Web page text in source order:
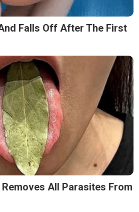
Falls Off After The First
All Parasites From